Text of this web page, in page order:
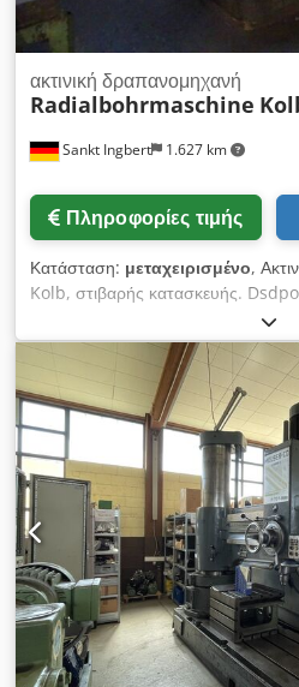
Sankt Ingbert 1.627 km
ακτινική δραπανομηχανή
Radialbohrmaschine
Πληροφορίες τιμής
Κατάσταση: μεταχειρισμένο,
Kolb, στιβαρής κατασκευής.